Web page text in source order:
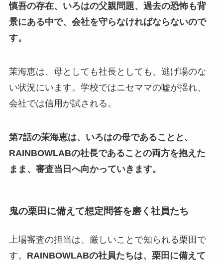
慎吾の存在、いろはの父親問題、過去の恐怖も背
景にある中で、会社を守らなければならないので
す。
茉海恵は、母としても社長としても、逃げ場のな
い状況にいます。学校ではニセママの嘘が揺れ、
会社では信用が試される。
第7話の茉海恵は、いろはの母であることと、
RAINBOWLABの社長であることの両方を抱えた
まま、審査当日へ向かっていきます。
鬼の栗田に備えて想定問答を磨く社員たち
上場審査の担当は、厳しいことで知られる栗田で
す。 RAINBOWLABの社員たちは、栗田に備えて